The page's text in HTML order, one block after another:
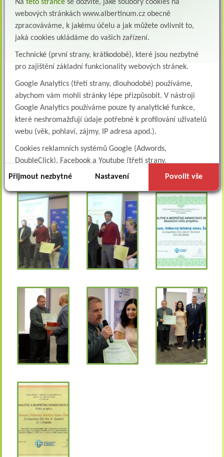
velmi kvalitně. A to pro co nejlepší pocit všech pacientů a
klientů z pobytu ve zdravotnickém zařízení v rámci
poskytované zdravotní péče.
Udělené ocenění rovněž zavazuje k tomu, že je třeba se co
roce ještě odborný léčebný ústav čeká a v následném období
do další akreditace i výsledky potvrdit. Jedná se tak o
významný závazek neusnout na vavřínech, ale posunout
zdravotnickou péči ještě výše a dál, jak se sluší a patří na péči o
nemocného pacienta v 21. století.
zaměstnancům Albertina bez rozdílu za jejich dosavadní práci,
za starostlivost a péči, kterou věnují všem pacientům a
Na této stránce se dozvíte, jaké soubory cookies na
webových stránkách www.albertinum.cz obecně
zpracováváme, k jakému účelu a jak můžete ovlivnit to,
jaká cookies ukládáme do vašich zařízení.
Technické (první strany, krátkodobé), které jsou nezbytné
pro zajištění základní funkcionality webových stránek.
Google Analytics (třetí strany, dlouhodobé) používáme,
abychom vám mohli stránky lépe přizpůsobit. V nástroji
Google Analytics používáme pouze ty analytické funkce,
které neshromažďují údaje potřebné k profilování uživatelů
webu (věk, pohlaví, zájmy, IP adresa apod.).
Cookies reklamních systémů Google (Adwords,
DoubleClick), Facebook a Youtube (třetí strany,
dlouhodobé). Tyto
cookiesslouží k marketingovému
například prostřednictvím personalizované reklamy na
sociálních sítích.
Technické cookies lišty CookieBot (třetí strany, dlouhodobé),
díky které si naše webové stránky pamatují vaše volby
ohledně toho, s jakými (netechnickými) cookies nám
umožňujete nakládat.
jakkoli identifikovali, a nikdy do nich neumisťujeme citlivá
nebo osobní data.
Přijmout nezbytné Nastavení Povolit vše